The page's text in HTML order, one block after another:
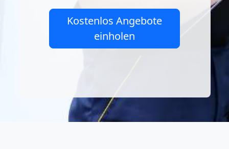
Kostenlos Angebote
einholen